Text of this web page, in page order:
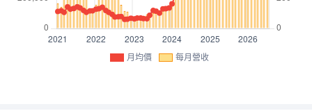
月均價 每月營收